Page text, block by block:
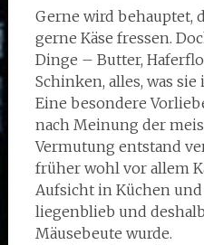
Gerne wird behauptet,
gerne Käse fressen.
Dinge – Butter,
Schinken, alles, was
Eine besondere
nach Meinung der
Vermutung entstand
früher wohl vor allem
Aufsicht in Küchen
liegenblieb und
Mäusebeute wurde.